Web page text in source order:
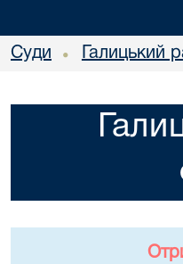
Суди • Галицький